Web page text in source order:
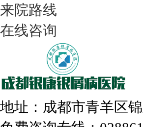
308nm激光：银屑病治疗更高效
来院路线
在线咨询
地址：成都市青羊区